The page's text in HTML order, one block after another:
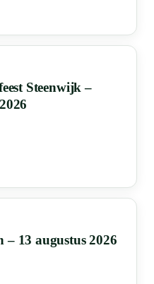
Steenwijk –
13 augustus 2026